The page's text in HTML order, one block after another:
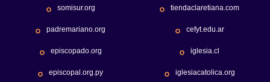
somisur.org tiendaclaretiana.com
padremariano.org cefyt.edu.ar
episcopado.org iglesia.cl
episcopal.org.py iglesiacatolica.org